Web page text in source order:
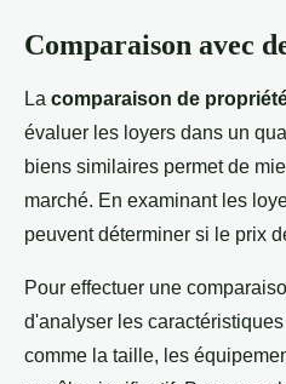
Comparaison avec
La comparaison de
évaluer les loyers dans un
biens similaires permet de
marché. En examinant les
peuvent déterminer si le prix
Pour effectuer une
d'analyser les
comme la taille, les